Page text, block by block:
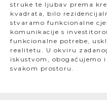
struke te ljubav prema
kvadrata, bilo
stvaramo funkcionalne
komunikacije s
funkcionalne potrebe,
realitetu. U okviru
iskustvom, obogaćujemo
svakom prostoru.